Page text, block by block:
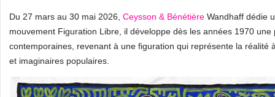
Du 27 mars au 30 mai 2026, Ceysson & Bénétière Wandhaff dédie
mouvement Figuration Libre, il développe dès les années 1970
contemporaines, revenant à une figuration qui représente la
et imaginaires populaires.